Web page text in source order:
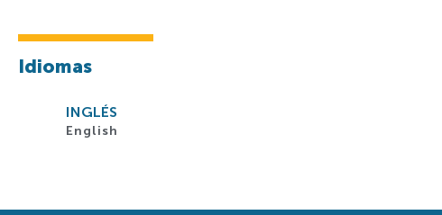
Idiomas
INGLÉS
English